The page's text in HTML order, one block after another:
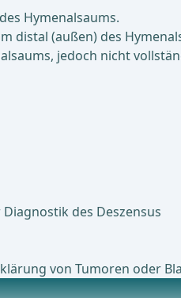
Hymenalsaums.
distal (außen) des
jedoch nicht
des Deszensus
von Tumoren oder